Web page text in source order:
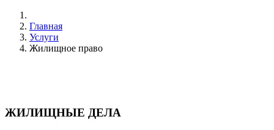
Главная
Услуги
Жилищное право
ЖИЛИЩНЫЕ ДЕЛА